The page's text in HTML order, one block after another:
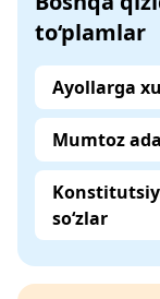
to‘plamlar
Ayollarga
Mumtoz
so‘zlar